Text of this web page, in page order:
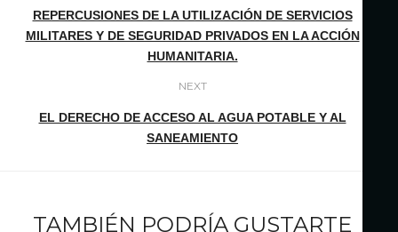
REPERCUSIONES DE LA UTILIZACIÓN DE SERVICIOS
MILITARES Y DE SEGURIDAD PRIVADOS EN LA ACCIÓN
HUMANITARIA.
NEXT
EL DERECHO DE ACCESO AL AGUA POTABLE Y AL
SANEAMIENTO
TAMBIÉN PODRÍA GUSTARTE